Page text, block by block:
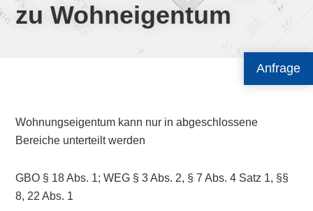
Anfrage
zu Wohneigentum
Wohnungseigentum kann nur in abgeschlossene
Bereiche unterteilt werden
GBO § 18 Abs. 1; WEG § 3 Abs. 2, § 7 Abs. 4 Satz 1, §§
8, 22 Abs. 1